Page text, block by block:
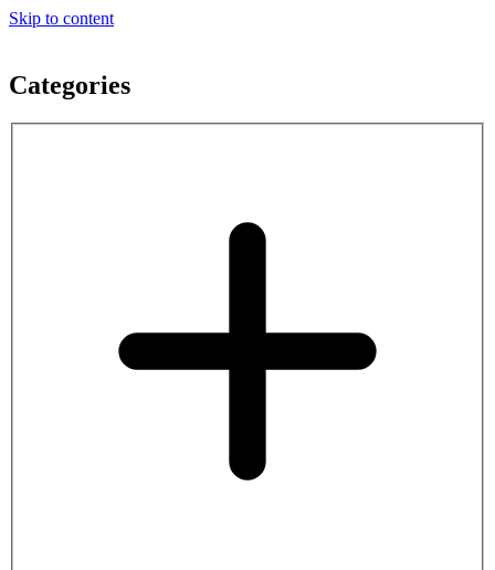
Skip to content
Categories